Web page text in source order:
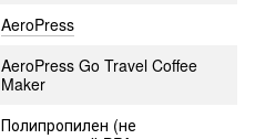
AeroPress
AeroPress Go Travel Coffee
Maker
Полипропилен (не